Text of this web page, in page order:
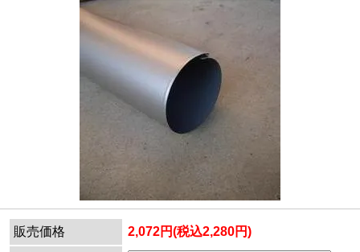
販売価格 2,072円(税込2,280円)